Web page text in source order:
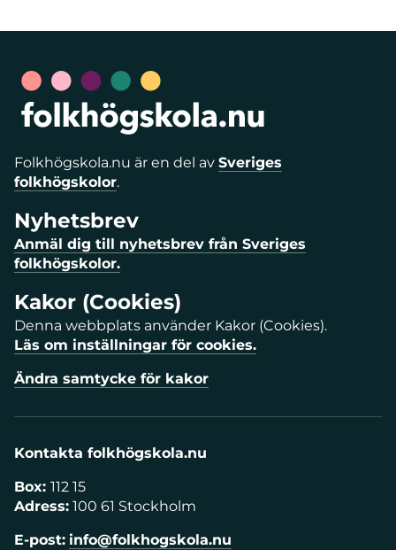
Folkhögskola.nu är en del av Sveriges
folkhögskolor.
Nyhetsbrev
Anmäl dig till nyhetsbrev från Sveriges
folkhögskolor.
Kakor (Cookies)
Denna webbplats använder Kakor (Cookies).
Läs om inställningar för cookies.
Ändra samtycke för kakor
Kontakta folkhögskola.nu
Box: 112 15
Adress: 100 61 Stockholm
E-post: info@folkhogskola.nu